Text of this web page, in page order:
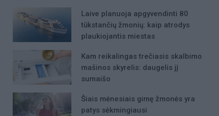
Laive planuoja apgyvendinti 80
tūkstančių žmonių: kaip atrodys
plaukiojantis miestas
Kam reikalingas trečiasis skalbimo
mašinos skyrelis: daugelis jį
sumaišo
Šiais mėnesiais gimę žmonės yra
patys sėkmingiausi